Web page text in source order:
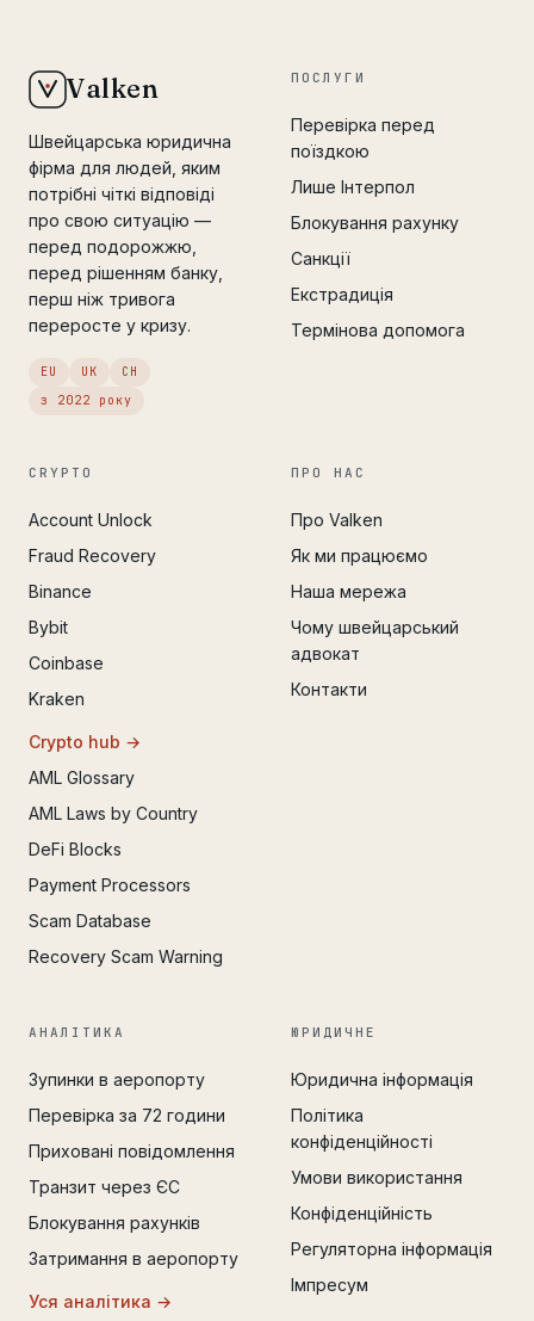
Valken
Швейцарська юридична
фірма для людей, яким
потрібні чіткі відповіді
про свою ситуацію —
перед подорожжю,
перед рішенням банку,
перш ніж тривога
переросте у кризу.
EU UK
CH
з 2022 року
ПОСЛУГИ
Перевірка перед
поїздкою
Лише Інтерпол
Блокування рахунку
Санкції
Екстрадиція
Термінова допомога
CRYPTO
Account Unlock
Fraud Recovery
Binance
Bybit
Coinbase
Kraken
Crypto hub →
AML Glossary
AML Laws by Country
DeFi Blocks
Payment Processors
Scam Database
Recovery Scam Warning
ПРО НАС
Про Valken
Як ми працюємо
Наша мережа
Чому швейцарський
адвокат
Контакти
АНАЛІТИКА
Зупинки в аеропорту
Перевірка за 72 години
Приховані повідомлення
Транзит через ЄС
Блокування рахунків
Затримання в аеропорту
Уся аналітика →
ЮРИДИЧНЕ
Юридична інформація
Політика
конфіденційності
Умови використання
Конфіденційність
Регуляторна інформація
Імпресум